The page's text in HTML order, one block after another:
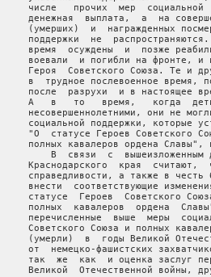
числе   прочих  мер  социальной
денежная  выплата,  а  на
(умерших)  и  награжденных
поддержки  не
время  осуждены  и  позже
воевали  и погибли на фронте, и
Героя  Советского Союза. Те и
в  трудное послевоенное время,
после  разрухи  и в настоящее
А   в   то   время,   когда
несовершеннолетними, они не
социальной поддержки, которые
"О  статусе Героев Советского
полных кавалеров ордена Славы",
В  связи  с  вышеизложенным
Краснодарского  края  считают,
справедливости, а также в честь
внести  соответствующие
статусе  Героев  Советского
полных  кавалеров  ордена
перечисленные  выше  меры
Советского Союза и полных
(умерли)  в  годы Великой
от  немецко-фашистских
так  же  как  и оценка заслуг
Великой  Отечественной войны,